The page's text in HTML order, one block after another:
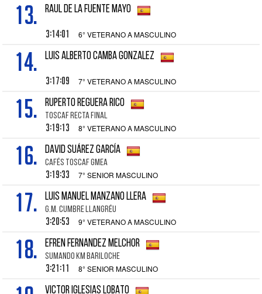
13. RAUL DE LA FUENTE MAYO
3:14:01 6° VETERANO A MASCULINO
14. LUIS ALBERTO CAMBA GONZALEZ
3:17:09 7° VETERANO A MASCULINO
15. RUPERTO REGUERA RICO
TOSCAF RECTA FINAL
3:19:13 8° VETERANO A MASCULINO
16. DAVID SUÁREZ GARCÍA
CAFÉS TOSCAF GMEA
3:19:33 7° SENIOR MASCULINO
17. LUIS MANUEL MANZANO LLERA
G.M. CUMBRE LLANGRÉU
3:20:53 9° VETERANO A MASCULINO
18. EFREN FERNANDEZ MELCHOR
SUMANDO KM BARILOCHE
3:21:11 8° SENIOR MASCULINO
VICTOR IGLESIAS LOBATO